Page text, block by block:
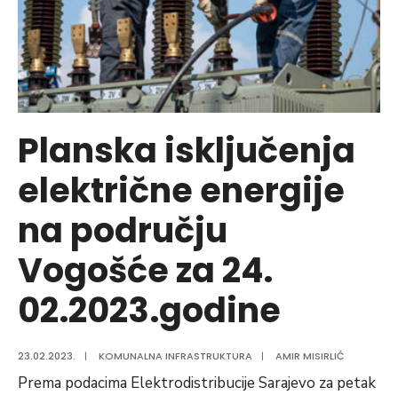
Planska isključenja
električne energije
na području
Vogošće za 24.
02.2023.godine
23.02.2023. | KOMUNALNA INFRASTRUKTURA | AMIR MISIRLIĆ
Prema podacima Elektrodistribucije Sarajevo za petak